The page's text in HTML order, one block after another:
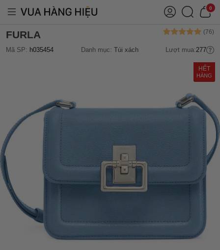
0
FURLA
Mã SP: h035454 Danh mục: Túi xách Lượt mua:277
HẾT
HÀNG